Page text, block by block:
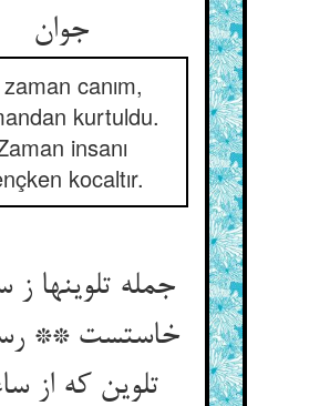
جوان
canım,
kurtuldu.
insanı
kocaltır.
جمله تلوینها
خاستست **
تلوین که از